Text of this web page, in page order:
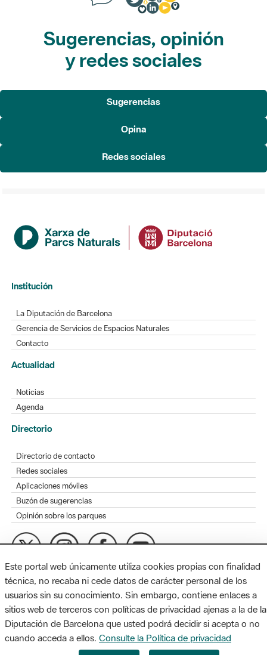
Sugerencias, opinión
y redes sociales
Sugerencias
Opina
Redes sociales
Institución
La Diputación de Barcelona
Gerencia de Servicios de Espacios Naturales
Contacto
Actualidad
Noticias
Agenda
Directorio
Directorio de contacto
Redes sociales
Aplicaciones móviles
Buzón de sugerencias
Opinión sobre los parques
MAPA WEB
Diputación de Barcelona. Edifici Llacuna, 1a planta. Badajoz, 49.
08005 Barcelona. Tel. 934 022 428 / xarxaparcs@diba.cat
Este portal web únicamente utiliza cookies propias con finalidad
técnica, no recaba ni cede datos de carácter personal de los
usuarios sin su conocimiento. Sin embargo, contiene enlaces a
sitios web de terceros con políticas de privacidad ajenas a la de la
Diputación de Barcelona que usted podrá decidir si acepta o no
cuando acceda a ellos. Consulte la Política de privacidad